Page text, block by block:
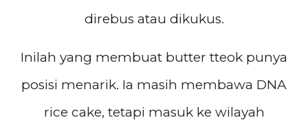
direbus atau dikukus.
Inilah yang membuat butter tteok punya
posisi menarik. Ia masih membawa DNA
rice cake, tetapi masuk ke wilayah